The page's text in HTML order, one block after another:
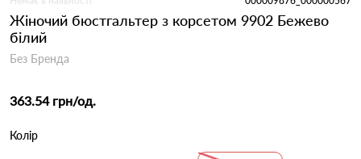
Жіночий бюстгальтер з корсетом 9902 Бежево
білий
Без Бренда
363.54 грн/од.
Колір